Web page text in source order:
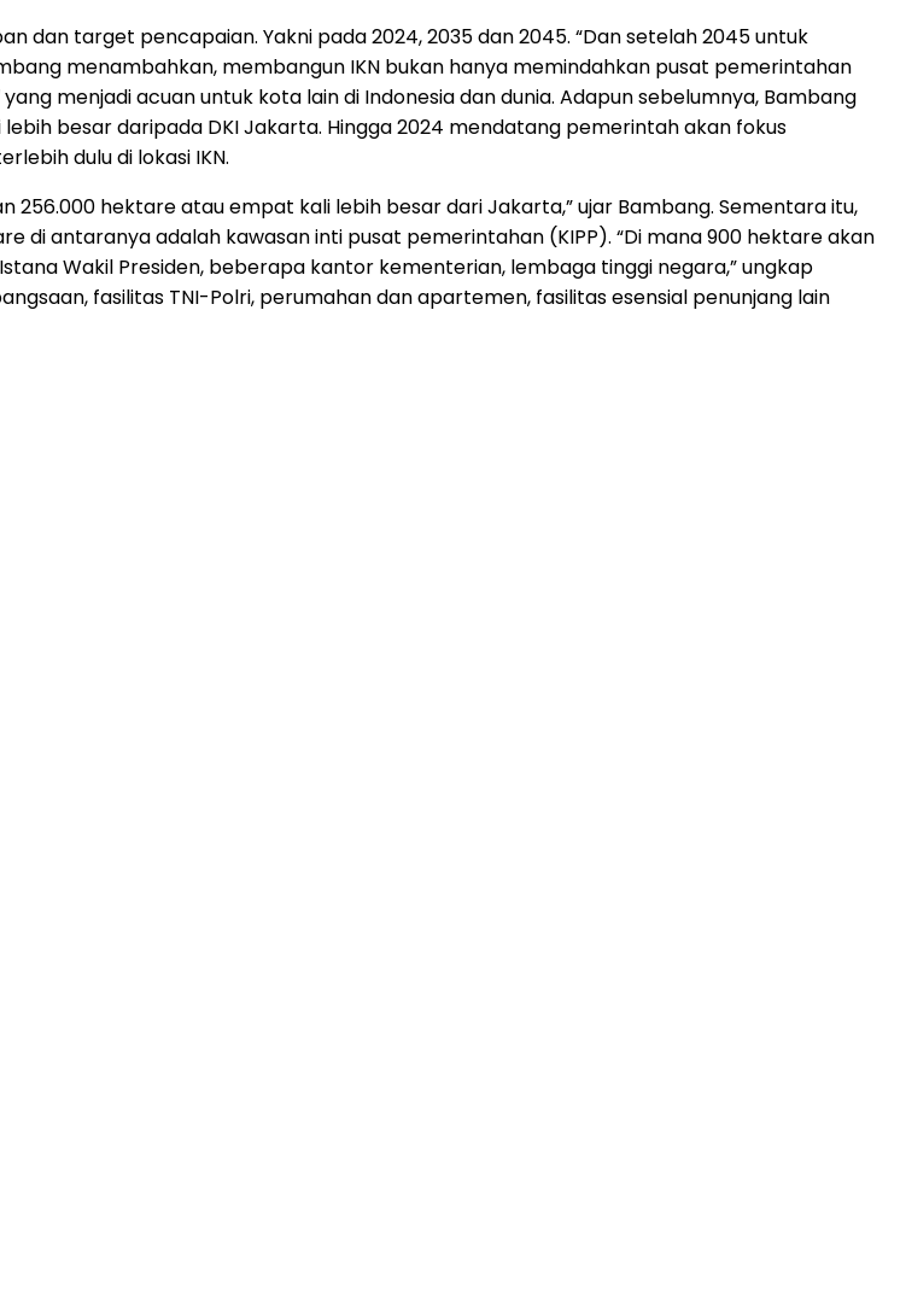
dan target pencapaian. Yakni pada 2024, 2035 dan 2045. “Dan setelah 2045 untuk
menambahkan, membangun IKN bukan hanya memindahkan pusat pemerintahan
yang menjadi acuan untuk kota lain di Indonesia dan dunia. Adapun sebelumnya, Bambang
besar daripada DKI Jakarta. Hingga 2024 mendatang pemerintah akan fokus
dulu di lokasi IKN.
256.000 hektare atau empat kali lebih besar dari Jakarta,” ujar Bambang. Sementara itu,
di antaranya adalah kawasan inti pusat pemerintahan (KIPP). “Di mana 900 hektare akan
Wakil Presiden, beberapa kantor kementerian, lembaga tinggi negara,” ungkap
fasilitas TNI-Polri, perumahan dan apartemen, fasilitas esensial penunjang lain